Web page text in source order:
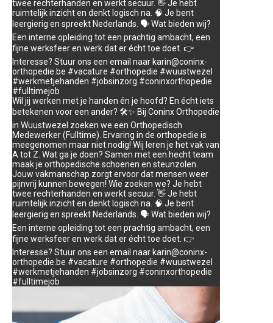
twee rechterhanden en werkt secuur. 👋 Je hebt
ruimtelijk inzicht en denkt logisch na. 🧠 Je bent
leergierig en spreekt Nederlands. 🗣️ Wat bieden wij?
Een interne opleiding tot een prachtig ambacht, een
fijne werksfeer en werk dat er écht toe doet. 👉
Interesse? Stuur ons een email naar karin@coninx-
orthopedie.be #vacature #orthopedie #wuustwezel
#werkmetjehanden #jobsinzorg #coninxorthopedie
#fulltimejob
Wil jij werken met je handen én je hoofd? En écht iets
betekenen voor een ander? 🛠️✨ Bij Coninx Orthopedie
in Wuustwezel zoeken we een Orthopedisch
Medewerker (Fulltime). Ervaring in de orthopedie is
meegenomen maar niet nodig! Wij leren je het vak van
A tot Z. Wat ga je doen? Samen met een hecht team
maak je orthopedische schoenen en steunzolen.
Jouw vakmanschap zorgt ervoor dat mensen weer
pijnvrij kunnen bewegen! Wie zoeken we? Je hebt
twee rechterhanden en werkt secuur. 👋 Je hebt
ruimtelijk inzicht en denkt logisch na. 🧠 Je bent
leergierig en spreekt Nederlands. 🗣️ Wat bieden wij?
Een interne opleiding tot een prachtig ambacht, een
fijne werksfeer en werk dat er écht toe doet. 👉
Interesse? Stuur ons een email naar karin@coninx-
orthopedie.be #vacature #orthopedie #wuustwezel
#werkmetjehanden #jobsinzorg #coninxorthopedie
#fulltimejob